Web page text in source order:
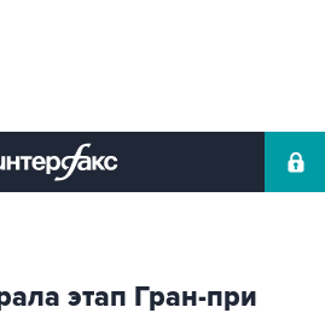
этап Гран-при